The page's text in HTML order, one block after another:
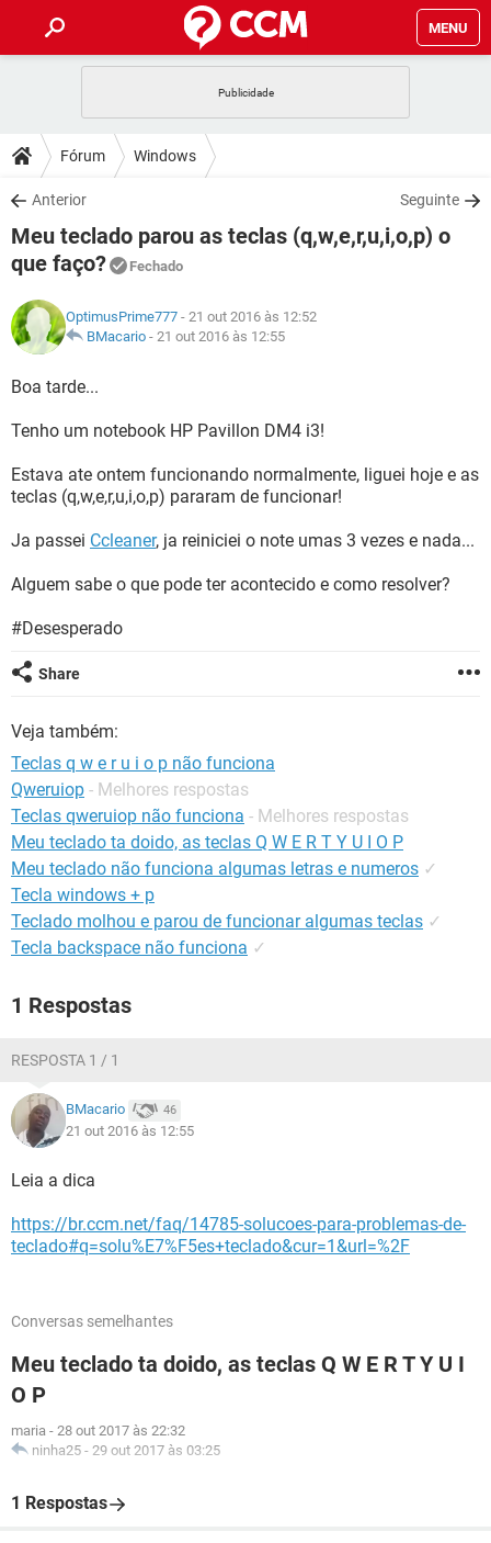
MENU
CELULAR
OUTLOOK
INSTAGRAM GMAIL
GUIA DE COMPRAS
DICAS
JOGOS
OUTLOOK
GUIA DE COMPRAS
DOWNLOADS
JOGOS WHATSAPP
CELULAR
OUTLOOK EXCEL
INSTAGRAM
GUIA DE COMPRAS
FÓRUM
CELULAR FACEBOOK
GLOSSÁRIO
JOGOS
CELULAR
OUTLOOK EXCEL
GUIA DE COMPRAS
Fórum Windows
Anterior Seguinte
Meu teclado parou as teclas (q,w,e,r,u,i,o,p) o
que faço?
Fechado
OptimusPrime777 - 21 out 2016 às 12:52
BMacario - 21 out 2016 às 12:55
Boa tarde...
Tenho um notebook HP Pavillon DM4 i3!
Estava ate ontem funcionando normalmente, liguei hoje e as
teclas (q,w,e,r,u,i,o,p) pararam de funcionar!
Ja passei Ccleaner, ja reiniciei o note umas 3 vezes e nada...
Alguem sabe o que pode ter acontecido e como resolver?
#Desesperado
Share
Veja também:
Teclas q w e r u i o p não funciona
Qweruiop - Melhores respostas
Teclas qweruiop não funciona - Melhores respostas
Meu teclado ta doido, as teclas Q W E R T Y U I O P
Meu teclado não funciona algumas letras e numeros ✓
Tecla windows + p
Teclado molhou e parou de funcionar algumas teclas ✓
Tecla backspace não funciona ✓
1 Respostas
RESPOSTA 1 / 1
BMacario 46
21 out 2016 às 12:55
Leia a dica
https://br.ccm.net/faq/14785-solucoes-para-problemas-de-
teclado#q=solu%E7%F5es+teclado&cur=1&url=%2F
Conversas semelhantes
Meu teclado ta doido, as teclas Q W E R T Y U I
O P
maria - 28 out 2017 às 22:32
ninha25 - 29 out 2017 às 03:25
1 Respostas